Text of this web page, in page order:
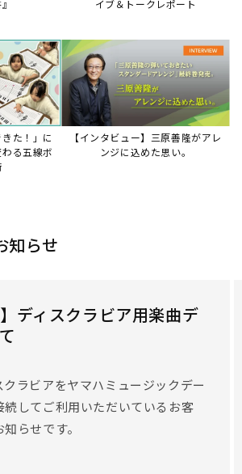
ラビアをヤマハミュージックデー
続してご利用いただいているお客
らせです。